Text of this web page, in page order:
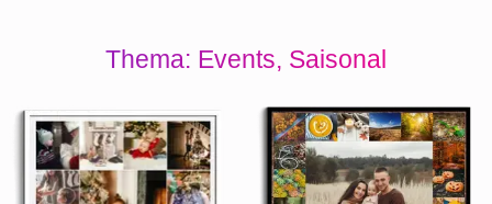
Thema: Events, Saisonal